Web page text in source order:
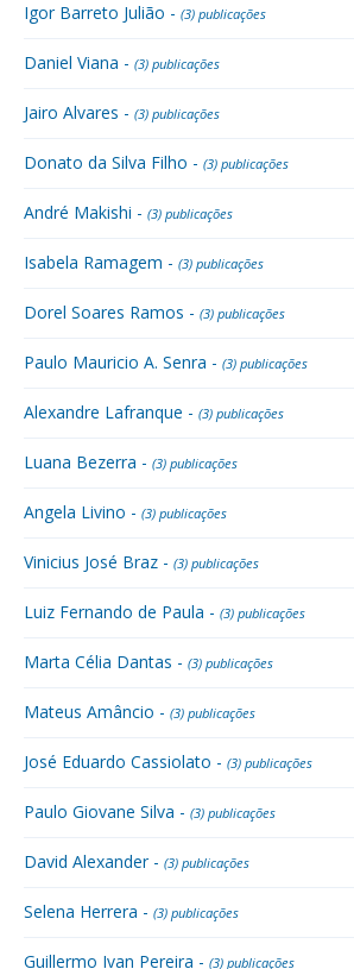
Igor Barreto Julião - (3) publicações
Daniel Viana - (3) publicações
Jairo Alvares - (3) publicações
Donato da Silva Filho - (3) publicações
André Makishi - (3) publicações
Isabela Ramagem - (3) publicações
Dorel Soares Ramos - (3) publicações
Paulo Mauricio A. Senra - (3) publicações
Alexandre Lafranque - (3) publicações
Luana Bezerra - (3) publicações
Angela Livino - (3) publicações
Vinicius José Braz - (3) publicações
Luiz Fernando de Paula - (3) publicações
Marta Célia Dantas - (3) publicações
Mateus Amâncio - (3) publicações
José Eduardo Cassiolato - (3) publicações
Paulo Giovane Silva - (3) publicações
David Alexander - (3) publicações
Selena Herrera - (3) publicações
Guillermo Ivan Pereira - (3) publicações